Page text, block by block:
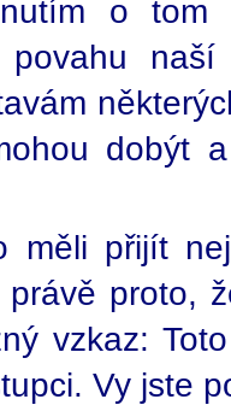
o
naší
dobýt
měli přijít
proto,
vzkaz:
Vy jste